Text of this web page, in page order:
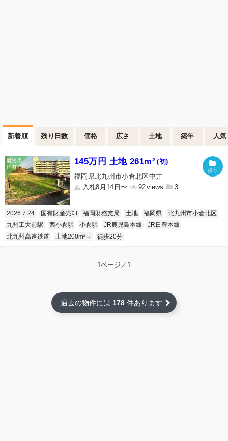
新着順 残り日数 価格 広さ 土地 築年 人気
145万円 土地 261m² (初)
福岡県北九州市小倉北区中井
入札8月14日〜
92 3
2026.7.24 国有財産売却 福岡財務支局 土地 福岡県
北九州市小倉北区
九州工大前駅
西小倉駅 小倉駅 JR鹿児島本線
JR日豊本線
北九州高速鉄道
土地200m²～ 徒歩20分
1ページ／1
過去の物件には 178 件あります